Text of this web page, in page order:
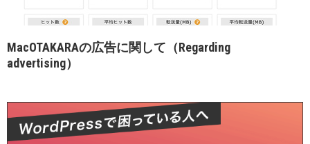
MacOTAKARAの広告に関して（Regarding
advertising）